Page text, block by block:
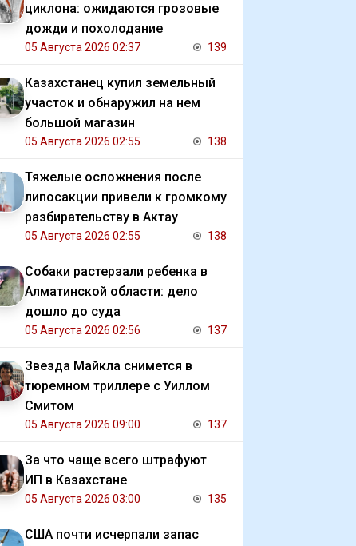
циклона: ожидаются грозовые
дожди и похолодание
05 Августа 2026 02:37 139
Казахстанец купил земельный
участок и обнаружил на нем
большой магазин
05 Августа 2026 02:55 138
Тяжелые осложнения после
липосакции привели к громкому
разбирательству в Актау
05 Августа 2026 02:55 138
Собаки растерзали ребенка в
Алматинской области: дело
дошло до суда
05 Августа 2026 02:56 137
Звезда Майкла снимется в
тюремном триллере с Уиллом
Смитом
05 Августа 2026 09:00 137
За что чаще всего штрафуют
ИП в Казахстане
05 Августа 2026 03:00 135
США почти исчерпали запас